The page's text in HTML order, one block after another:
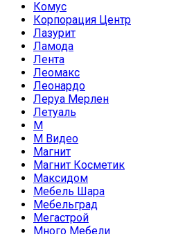
Комус
Корпорация Центр
Лазурит
Ламода
Лента
Леомакс
Леонардо
Леруа Мерлен
Летуаль
М
М Видео
Магнит
Магнит Косметик
Максидом
Мебель Шара
Мебельград
Мегастрой
Много Мебели